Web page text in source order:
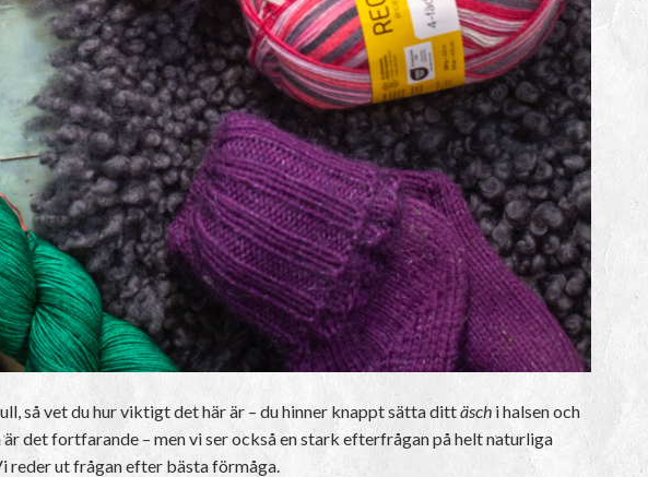
så vet du hur viktigt det här är – du hinner knappt sätta dittäsch i halsen och
det fortfarande – men vi ser också en stark efterfrågan på helt naturliga
reder ut frågan efter bästa förmåga.